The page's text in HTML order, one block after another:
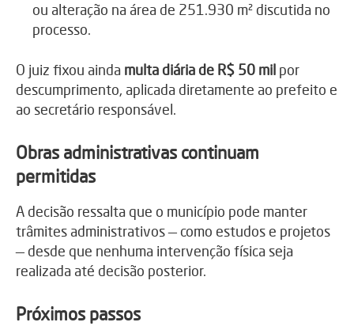
ou alteração na área de 251.930 m² discutida no
processo.
O juiz fixou ainda multa diária de R$ 50 mil por
descumprimento, aplicada diretamente ao prefeito e
ao secretário responsável.
Obras administrativas continuam
permitidas
A decisão ressalta que o município pode manter
trâmites administrativos — como estudos e projetos
— desde que nenhuma intervenção física seja
realizada até decisão posterior.
Próximos passos